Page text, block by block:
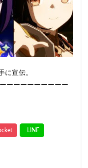
に宣伝。
ーーーーーーーーー